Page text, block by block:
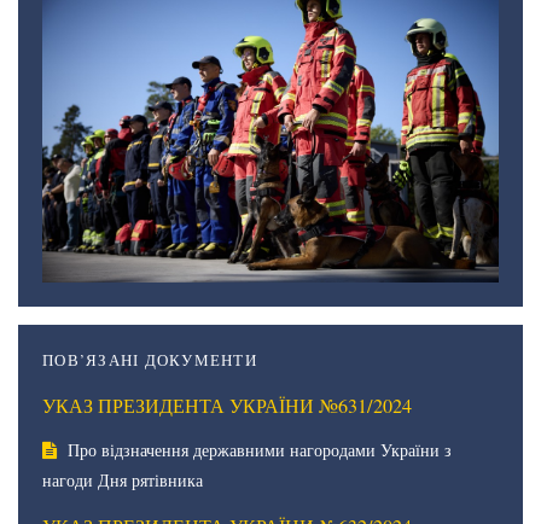
ПОВ’ЯЗАНІ ДОКУМЕНТИ
УКАЗ ПРЕЗИДЕНТА УКРАЇНИ №631/2024
Про відзначення державними нагородами України з
нагоди Дня рятівника